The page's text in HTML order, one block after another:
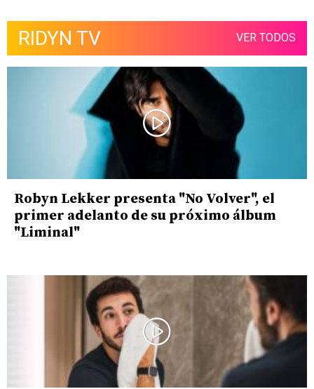
RIDYN TV VER TODOS
Robyn Lekker presenta "No Volver", el
primer adelanto de su próximo álbum
"Liminal"